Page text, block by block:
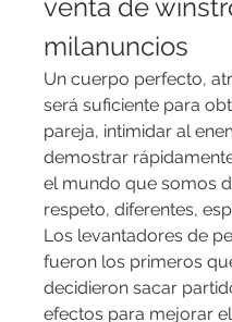
venta de
milanuncios
Un cuerpo perfecto,
será suficiente para
pareja, intimidar al
demostrar
el mundo que somos
respeto, diferentes,
Los levantadores de
fueron los primeros
decidieron sacar
efectos para mejorar el